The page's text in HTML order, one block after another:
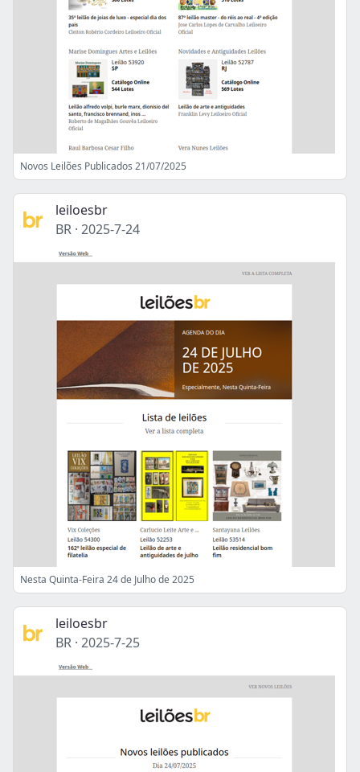
Novos Leilões Publicados 21/07/2025
leiloesbr
BR · 2025-7-24
Nesta Quinta-Feira 24 de Julho de 2025
leiloesbr
BR · 2025-7-25